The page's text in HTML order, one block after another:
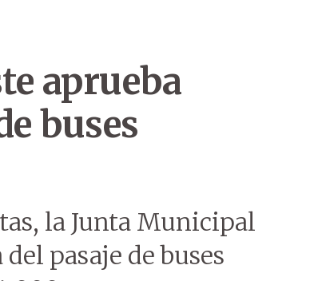
aprueba
buses
la Junta Municipal
pasaje de buses